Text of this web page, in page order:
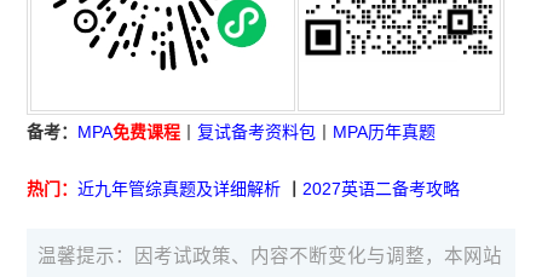
备考： MPA免费课程 丨复试备考资料包 MPA历年真题
热门：近九年管综真题及详细解析 丨2027英语二备考攻略
温馨提示：因考试政策、内容不断变化与调整，本网站